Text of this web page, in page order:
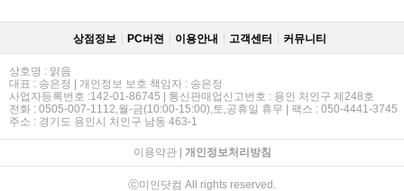
상점정보 PC버젼 이용안내 고객센터 커뮤니티
상호명 : 맑음
대표 : 송은정 | 개인정보 보호 책임자 : 송은정
사업자등록번호 :142-01-86745 | 통신판매업신고번호 : 용인 처인구 제248호
전화 : 0505-007-1112,월-금(10:00-15:00),토,공휴일 휴무 | 팩스 : 050-4441-3745
주소 : 경기도 용인시 처인구 남동 463-1
이용약관| 개인정보처리방침
ⓒ미인닷컴 All rights reserved.